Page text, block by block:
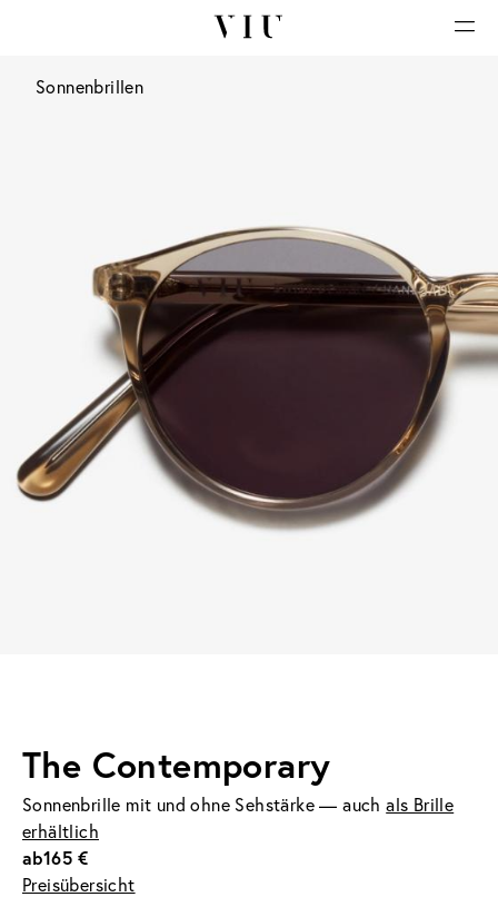
Sonnenbrillen
The Contemporary
Sonnenbrille mit und ohne Sehstärke — auchals Brille
erhältlich
ab165 €
Preisübersicht